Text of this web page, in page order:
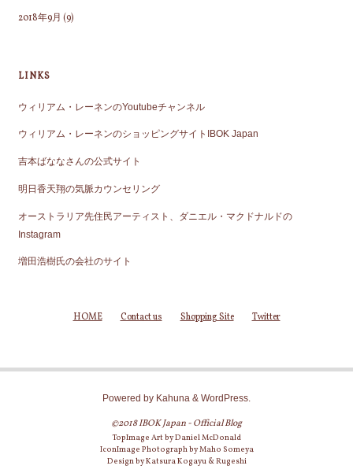
2018年9月 (9)
LINKS
ウィリアム・レーネンのYoutubeチャンネル
ウィリアム・レーネンのショッピングサイトIBOK Japan
吉本ばななさんの公式サイト
明日香天翔の気脈カウンセリング
オーストラリア先住民アーティスト、ダニエル・マクドナルドの
Instagram
増田浩樹氏の会社のサイト
HOME Contact us Shopping Site Twitter
Powered by Kahuna & WordPress
©2018 IBOK Japan - Official Blog
TopImage Art by Daniel McDonald
IconImage Photograph by Maho Someya
Design by Katsura Kogayu & Rugeshi